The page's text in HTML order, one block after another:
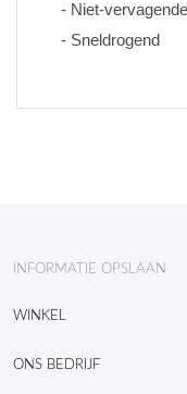
- Niet-
- Sneldrogend
INFORMATIE OPSLAAN
WINKEL
ONS BEDRIJF